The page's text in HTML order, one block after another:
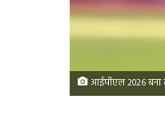
आईपीएल 2026 बना